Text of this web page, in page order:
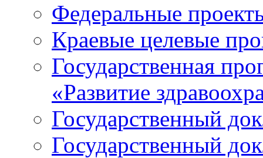
Федеральные
Краевые целевые
Государственная
«Развитие
Государственный
Государственный